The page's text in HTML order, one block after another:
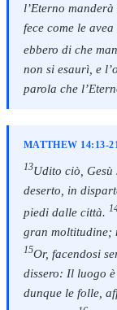
l’Eterno
fece come le
ebbero di che
non si esaurì, e
parola che
MATTHEW 14:13-21
13Udito ciò,
deserto, in
piedi dalle città.
gran moltitudine;
15Or, facendosi
dissero: Il luogo
dunque le folle,